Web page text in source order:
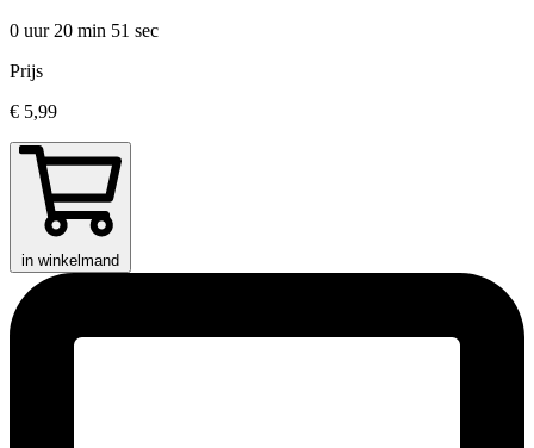
0 uur 20 min 51 sec
Prijs
€ 5,99
in winkelmand